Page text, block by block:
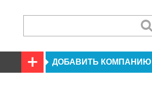
ДОБАВИТЬ КОМПАНИЮ